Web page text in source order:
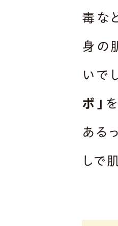
毒な
身の
いで
ボ」
ある
しで